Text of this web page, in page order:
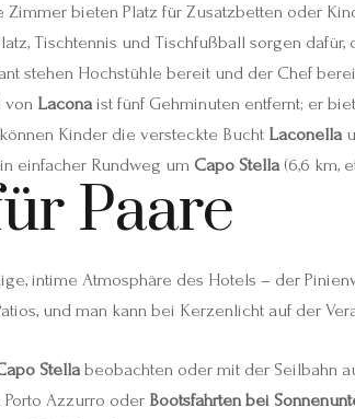
Zimmer bieten Platz für Zusatzbetten oder
Tischtennis und Tischfußball sorgen
stehen Hochstühle bereit und der Chef
von Laconaist fünf Gehminuten entfernt; er
Kinder die versteckte Bucht Laconella
einfacher Rundweg um Capo Stella(6,6 km,
Paare
intime Atmosphäre des Hotels – der
und man kann bei Kerzenlicht auf der
Stellabeobachten oder mit der Seilbahn
Porto Azzurro oder Bootsfahrten bei